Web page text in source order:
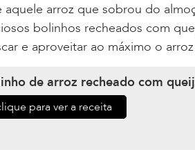
aquele arroz que sobrou do
bolinhos recheados com
e aproveitar ao máximo o
de arroz recheado com
para ver a receita